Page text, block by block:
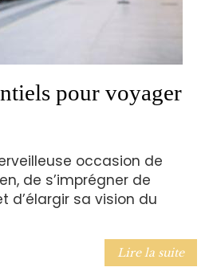
pour voyager
occasion de
de s’imprégner de
d’élargir sa vision du
Lire la suite